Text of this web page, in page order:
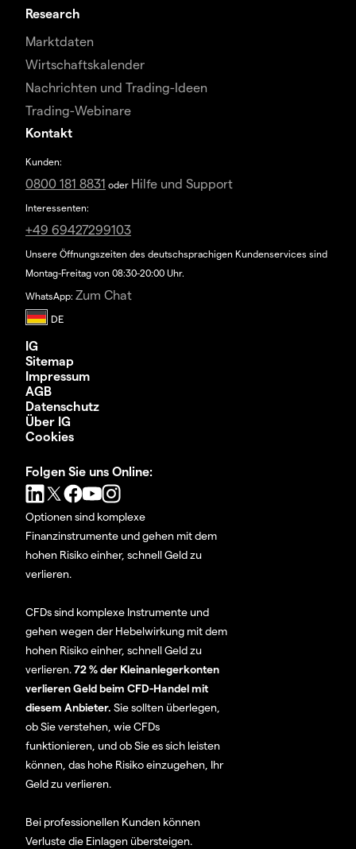
Research
Marktdaten
Wirtschaftskalender
Nachrichten und Trading-Ideen
Trading-Webinare
Kontakt
Kunden:
0800 181 8831 oder Hilfe und Support
Interessenten:
+49 69427299103
Unsere Öffnungszeiten des deutschsprachigen Kundenservices sind
Montag-Freitag von 08:30-20:00 Uhr.
WhatsApp: Zum Chat
IG
Sitemap
Impressum
AGB
Datenschutz
Über IG
Cookies
Folgen Sie uns Online:
Optionen sind komplexe
Finanzinstrumente und gehen mit dem
hohen Risiko einher, schnell Geld zu
verlieren.
CFDs sind komplexe Instrumente und
gehen wegen der Hebelwirkung mit dem
hohen Risiko einher, schnell Geld zu
verlieren.72 % der Kleinanlegerkonten
verlieren Geld beim CFD-Handel mit
diesem Anbieter. Sie sollten überlegen,
ob Sie verstehen, wie CFDs
funktionieren, und ob Sie es sich leisten
können, das hohe Risiko einzugehen, Ihr
Geld zu verlieren.
Bei professionellen Kunden können
Verluste die Einlagen übersteigen.